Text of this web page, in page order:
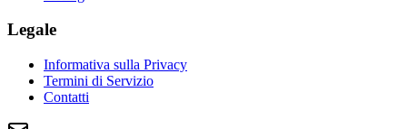
Legale
Informativa sulla Privacy
Termini di Servizio
Contatti